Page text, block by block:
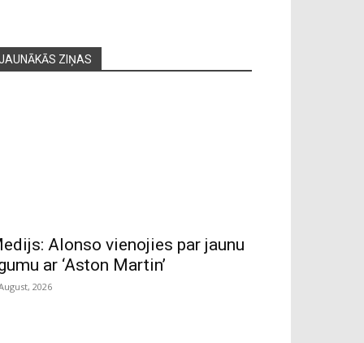
ZIŅAS
Alonso vienojies par jaunu
ar ‘Aston Martin’
2026